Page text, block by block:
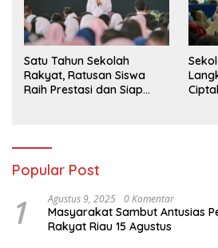
Satu Tahun Sekolah
Rakyat, Ratusan Siswa
Raih Prestasi dan Siap
Popular Post
1 Agustus 9, 2025 0 Komentar
Masyarakat Sambut Antusias
Rakyat Riau 15 Agustus